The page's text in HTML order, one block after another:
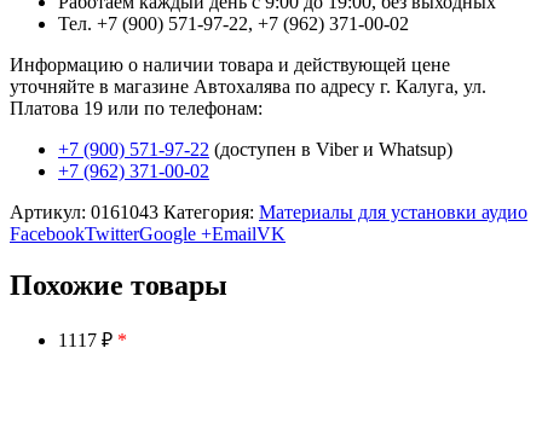
Тел. +7 (900) 571-97-22, +7 (962) 371-00-02
Информацию о наличии товара и действующей цене
уточняйте в магазине Автохалява по адресу г. Калуга, ул.
Платова 19 или по телефонам:
+7 (900) 571-97-22 (доступен в Viber и Whatsup)
+7 (962) 371-00-02
Артикул: 0161043 Категория: Материалы для установки аудио
FacebookTwitterGoogle +EmailVK
Похожие товары
1117 ₽ *